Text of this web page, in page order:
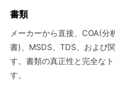
書類
メーカーから直接、COA(分
書)、MSDS、TDS、および
す。書類の真正性と完全な
す。